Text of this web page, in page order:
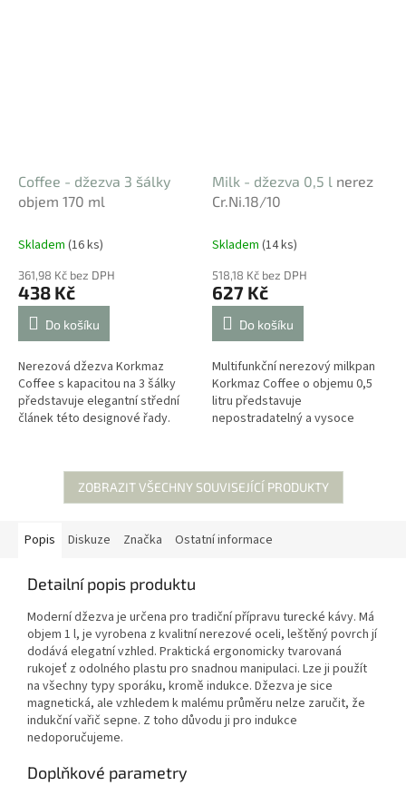
Coffee - džezva 3 šálky
objem 170 ml
Skladem (16 ks)
361,98 Kč bez DPH
438 Kč
Do košíku
Nerezová džezva Korkmaz
Coffee s kapacitou na 3 šálky
představuje elegantní střední
článek této designové řady.
Milk - džezva 0,5 l nerez
Cr.Ni.18/10
Skladem (14 ks)
518,18 Kč bez DPH
627 Kč
Do košíku
Multifunkční nerezový milkpan
Korkmaz Coffee o objemu 0,5
litru představuje
nepostradatelný a vysoce
prémiový designový...
ZOBRAZIT VŠECHNY SOUVISEJÍCÍ PRODUKTY
Popis Diskuze Značka Ostatní informace
Detailní popis produktu
Moderní džezva je určena pro tradiční přípravu turecké kávy. Má
objem 1 l, je vyrobena z kvalitní nerezové oceli, leštěný povrch jí
dodává elegatní vzhled. Praktická ergonomicky tvarovaná
rukojeť z odolného plastu pro snadnou manipulaci. Lze ji použít
na všechny typy sporáku, kromě indukce. Džezva je sice
magnetická, ale vzhledem k malému průměru nelze zaručit, že
indukční vařič sepne. Z toho důvodu ji pro indukce
nedoporučujeme.
Doplňkové parametry